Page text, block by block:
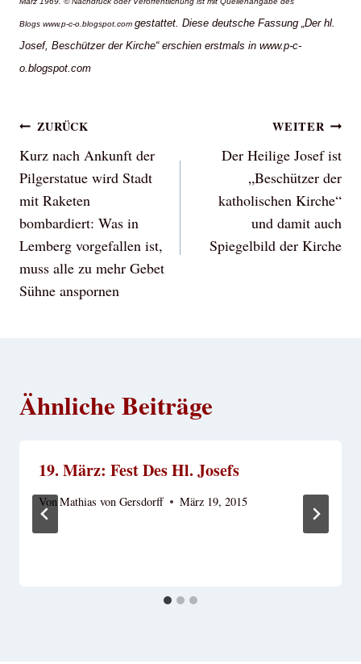
Blogs www.p-c-o.blogspot.com gestattet. Diese deutsche Fassung „Der hl.
Josef, Beschützer der Kirche“ erschien erstmals in www.p-c-
o.blogspot.com
Beitragsnavigation
ZURÜCK
Kurz nach Ankunft der
Pilgerstatue wird Stadt
mit Raketen
bombardiert: Was in
Lemberg vorgefallen ist,
muss alle zu mehr Gebet
Sühne anspornen
WEITER
Der Heilige Josef ist
„Beschützer der
katholischen Kirche“
und damit auch
Spiegelbild der Kirche
Ähnliche Beiträge
19. März: Fest Des Hl. Josefs
VonMathias von Gersdorff März 19, 2015